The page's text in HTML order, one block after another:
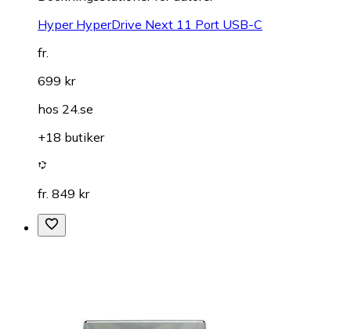
Hyper HyperDrive Next 11 Port USB-C
fr.
699 kr
hos 24.se
+18 butiker
fr. 849 kr